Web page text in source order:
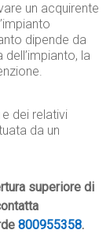
un acquirente
dipende da
la
dei relativi
da un
superiore di
800955358.